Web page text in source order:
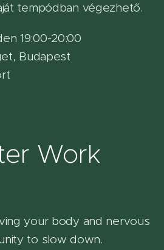
tempódban végezhető.
19:00-20:00
Budapest
Work
your body and nervous
to slow down.